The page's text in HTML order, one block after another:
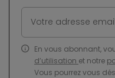
En vous abonnant,
d’utilisation et notre
Vous pourrez vous